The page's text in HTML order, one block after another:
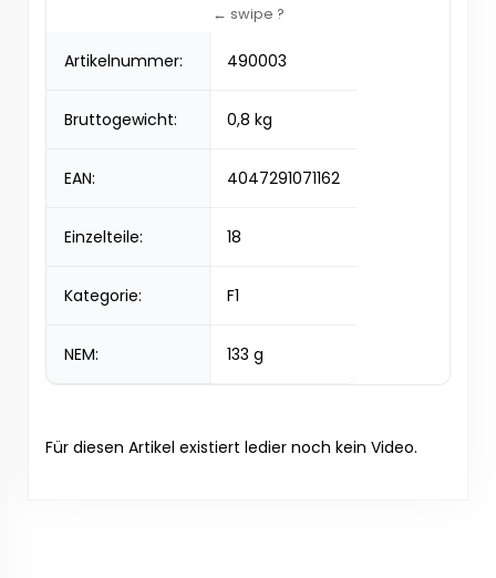
Artikelnummer: 490003
Bruttogewicht: 0,8 kg
EAN: 4047291071162
Einzelteile: 18
Kategorie: F1
NEM: 133 g
Für diesen Artikel existiert ledier noch kein Video.